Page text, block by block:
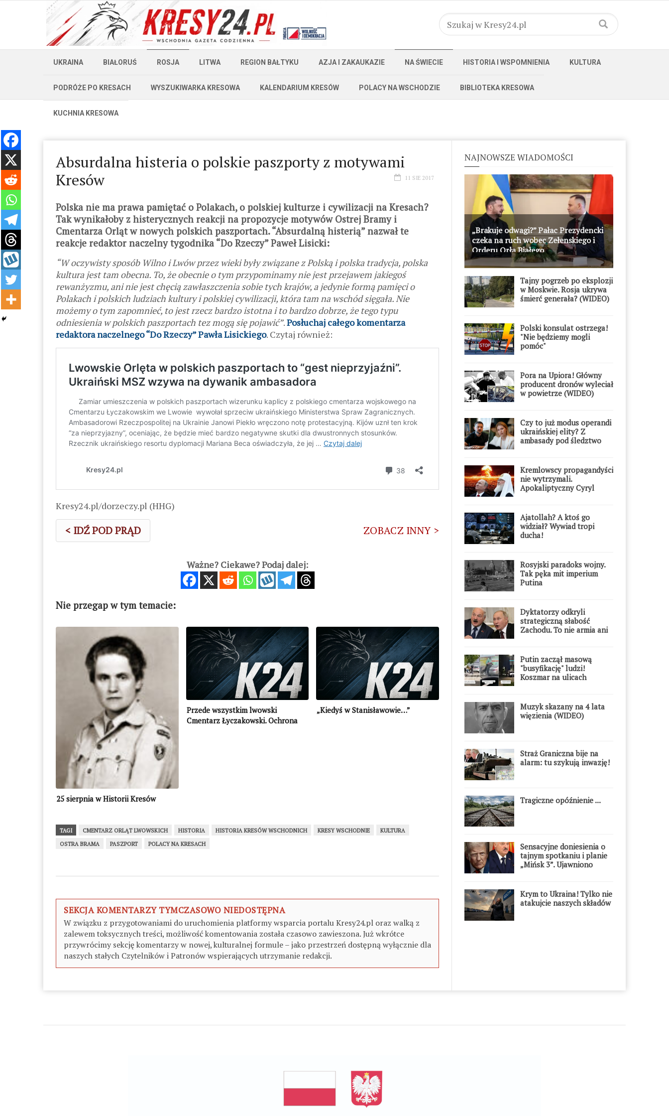
UKRAINA BIAŁORUŚ ROSJA LITWA REGION BAŁTYKU AZJA I ZAKAUKAZIE NA ŚWIECIE HISTORIA I WSPOMNIENIA KULTURA
PODRÓŻE PO KRESACH WYSZUKIWARKA KRESOWA KALENDARIUM KRESÓW POLACY NA WSCHODZIE BIBLIOTEKA KRESOWA
KUCHNIA KRESOWA
Absurdalna histeria o polskie paszporty z motywami
Kresów
11 SIE 2017
Polska nie ma prawa pamiętać o Polakach, o polskiej kulturze i cywilizacji na Kresach?
Tak wynikałoby z histerycznych reakcji na propozycje motywów Ostrej Bramy i
Cmentarza Orląt w nowych polskich paszportach. “Absurdalną histerią” nazwał te
reakcje redaktor naczelny tygodnika “Do Rzeczy” Paweł Lisicki:
“W oczywisty sposób Wilno i Lwów przez wieki były związane z Polską i polska tradycja, polska
kultura jest tam obecna. To, że obecnie o tym przypominamy nie jest przejawem jakiegoś
rewanżyzmu, ani nie jest chęcią zawłaszczenia sobie tych krajów, a jedynie formą pamięci o
Polakach i polskich ludziach kultury i polskiej cywilizacji, która tam na wschód sięgała. Nie
możemy o tym zapomnieć, to jest rzecz bardzo istotna i to bardzo dobrze, że tego typu
odniesienia w polskich paszportach tez mogą się pojawić”.Posłuchaj całego komentarza
redaktora naczelnego “Do Rzeczy” Pawła Lisickiego. Czytaj również:
Kresy24.pl/dorzeczy.pl (HHG)
< IDŹ POD PRĄD ZOBACZ INNY >
Ważne? Ciekawe? Podaj dalej:
Nie przegap w tym temacie:
25 sierpnia w Historii Kresów
Przede wszystkim lwowski
Cmentarz Łyczakowski. Ochrona
„Kiedyś w Stanisławowie…”
TAGI CMENTARZ ORLĄT LWOWSKICH HISTORIA HISTORIA KRESÓW WSCHODNICH KRESY WSCHODNIE
KULTURA
OSTRA BRAMA
PASZPORT POLACY NA KRESACH
SEKCJA KOMENTARZY TYMCZASOWO NIEDOSTĘPNA
W związku z przygotowaniami do uruchomienia platformy wsparcia portalu Kresy24.pl oraz walką z
zalewem toksycznych treści, możliwość komentowania została czasowo zawieszona. Już wkrótce
przywrócimy sekcję komentarzy w nowej, kulturalnej formule – jako przestrzeń dostępną wyłącznie dla
naszych stałych Czytelników i Patronów wspierających utrzymanie redakcji.
NAJNOWSZE WIADOMOŚCI
„Brakuje odwagi?” Pałac Prezydencki
czeka na ruch wobec Zełenskiego i
Orderu Orła Białego
Tajny pogrzeb po eksplozji
w Moskwie. Rosja ukrywa
śmierć generała? (WIDEO)
Polski konsulat ostrzega!
"Nie będziemy mogli
pomóc"
Pora na Upiora! Główny
producent dronów wyleciał
w powietrze (WIDEO)
Czy to już modus operandi
ukraińskiej elity? Z
ambasady pod śledztwo
Kremlowscy propagandyści
nie wytrzymali.
Apokaliptyczny Cyryl
Ajatollah? A ktoś go
widział? Wywiad tropi
ducha!
Rosyjski paradoks wojny.
Tak pęka mit imperium
Putina
Dyktatorzy odkryli
strategiczną słabość
Zachodu. To nie armia ani
Putin zaczął masową
"busyfikację" ludzi!
Koszmar na ulicach
Muzyk skazany na 4 lata
więzienia (WIDEO)
Straż Graniczna bije na
alarm: tu szykują inwazję!
Tragiczne opóźnienie ...
Sensacyjne doniesienia o
tajnym spotkaniu i planie
„Mińsk 3”. Ujawniono
Krym to Ukraina! Tylko nie
atakujcie naszych składów